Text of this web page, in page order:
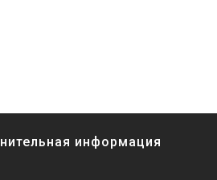
информация